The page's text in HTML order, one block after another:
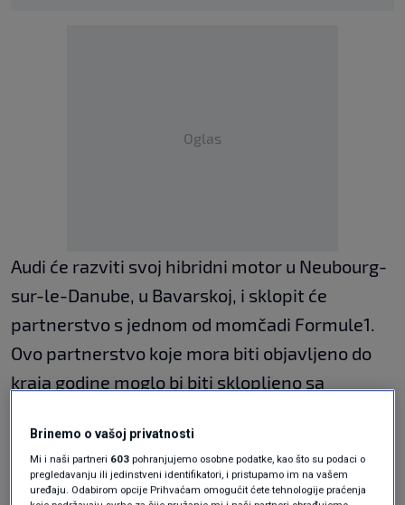
Oglas
Audi će razviti svoj hibridni motor u Neubourg-
sur-le-Danube, u Bavarskoj, i sklopit će
partnerstvo s jednom od momčadi Formule1.
Ovo partnerstvo koje mora biti objavljeno do
kraja godine moglo bi biti sklopljeno sa
imenom Alfa Romeo, a pokreće ga Ferrari,
prenosi agencija France Presse.
Brinemo o vašoj privatnosti
Mi i naši partneri 603 pohranjujemo osobne podatke, kao što su podaci o
pregledavanju ili jedinstveni identifikatori, i pristupamo im na vašem
uređaju. Odabirom opcije Prihvaćam omogućit ćete tehnologije praćenja